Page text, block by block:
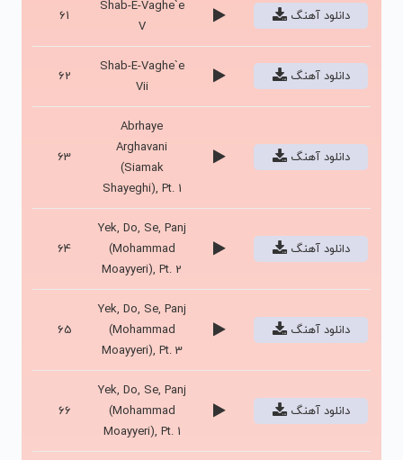
61
Shab-E-Vaghe`e
V
دانلود آهنگ
62
Shab-E-Vaghe`e
Vii
دانلود آهنگ
63
Abrhaye
Arghavani
(Siamak
Shayeghi), Pt. 1
دانلود آهنگ
64
Yek, Do, Se, Panj
(Mohammad
Moayyeri), Pt. 2
دانلود آهنگ
65
Yek, Do, Se, Panj
(Mohammad
Moayyeri), Pt. 3
دانلود آهنگ
66
Yek, Do, Se, Panj
(Mohammad
Moayyeri), Pt. 1
دانلود آهنگ